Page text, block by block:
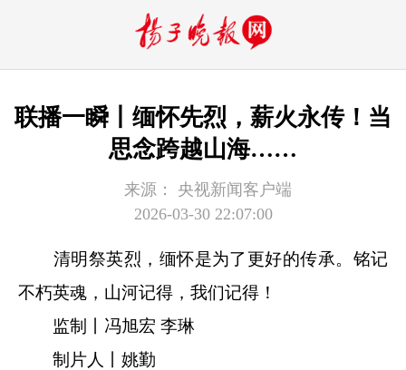
联播一瞬丨缅怀先烈，薪火永传！当
思念跨越山海……
来源：
央视新闻客户端
2026-03-30 22:07:00
清明祭英烈，缅怀是为了更好的传承。铭记
不朽英魂，山河记得，我们记得！
监制丨冯旭宏 李琳
制片人丨姚勤